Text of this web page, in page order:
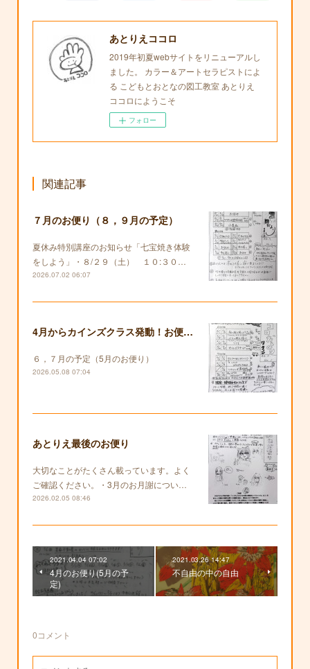
あとりえココロ
2019年初夏webサイトをリニューアルし
ました。 カラー＆アートセラピストによ
る こどもとおとなの図工教室 あとりえ
ココロにようこそ
フォロー
関連記事
７月のお便り（８，９月の予定）
夏休み特別講座のお知らせ「七宝焼き体験
をしよう」・８/２９（土） １０:３０…
2026.07.02 06:07
4月からカインズクラス発動！お便りも復活します！
６，７月の予定（5月のお便り）
2026.05.08 07:04
あとりえ最後のお便り
大切なことがたくさん載っています。よく
ご確認ください。・3月のお月謝につい…
2026.02.05 08:46
2021.04.04 07:02
4月のお便り(5月の予
定)
2021.03.26 14:47
不自由の中の自由
0コメント